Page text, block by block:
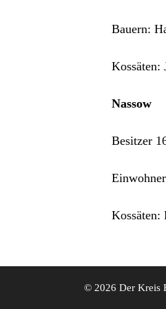
Bauern:
Kossäten:
Nassow
Besitzer
Kossäten:
© 2026 Der Kreis